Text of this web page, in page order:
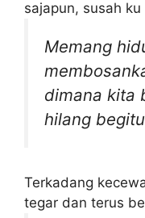
sajapun, susah ku
Memang
dimana kita
hilang
Terkadang
tegar dan terus